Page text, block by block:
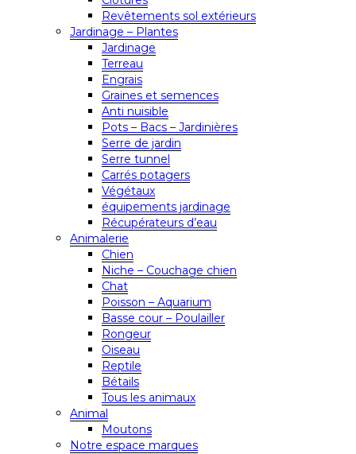
Revêtements sol extérieurs
Jardinage – Plantes
Jardinage
Terreau
Engrais
Graines et semences
Anti nuisible
Pots – Bacs – Jardinières
Serre de jardin
Serre tunnel
Carrés potagers
Végétaux
équipements jardinage
Récupérateurs d’eau
Animalerie
Chien
Niche – Couchage chien
Chat
Poisson – Aquarium
Basse cour – Poulailler
Rongeur
Oiseau
Reptile
Bétails
Tous les animaux
Animal
Moutons
Notre espace marques